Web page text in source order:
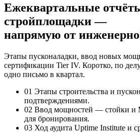
Ежеквартальные
стройплощадки —
напрямую от
Этапы пусконаладки, ввод новых
сертификации Tier IV. Коротко, по
одно письмо в квартал.
01 Этапы строительства и
подтверждениями.
02 Ввод мощностей — стойки и
для бронирования.
03 Ход аудита Uptime Institute и